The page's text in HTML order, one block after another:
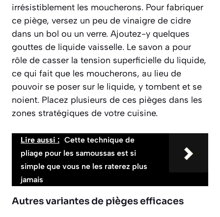
irrésistiblement les moucherons. Pour fabriquer
ce piège, versez un peu de vinaigre de cidre
dans un bol ou un verre. Ajoutez-y quelques
gouttes de liquide vaisselle. Le savon a pour
rôle de casser la tension superficielle du liquide,
ce qui fait que les moucherons, au lieu de
pouvoir se poser sur le liquide, y tombent et se
noient. Placez plusieurs de ces pièges dans les
zones stratégiques de votre cuisine.
Lire aussi : Cette technique de
pliage pour les samoussas est si
simple que vous ne les raterez plus
jamais
Autres variantes de pièges efficaces